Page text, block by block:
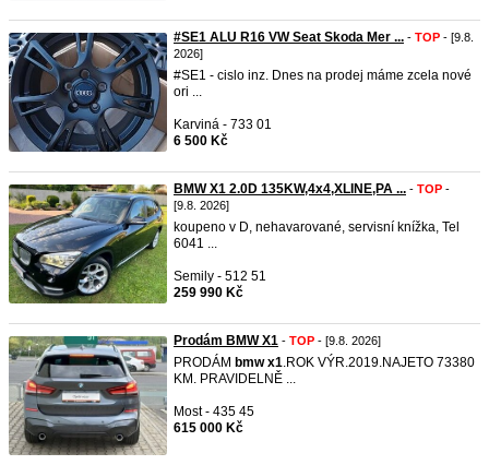
#SE1 ALU R16 VW Seat Skoda Mer ... - TOP - [9.8.
2026]
#SE1 - cislo inz. Dnes na prodej máme zcela nové
ori ...
Karviná - 733 01
6 500 Kč
BMW X1 2.0D 135KW,4x4,XLINE,PA ... - TOP -
[9.8. 2026]
koupeno v D,​ nehavarované,​ servisní knížka,​ Tel
6041 ...
Semily - 512 51
259 990 Kč
Prodám BMW X1 - TOP - [9.8. 2026]
PRODÁM bmw x1.ROK VÝR.2019.NAJETO 73380
KM. PRAVIDELNĚ ...
Most - 435 45
615 000 Kč